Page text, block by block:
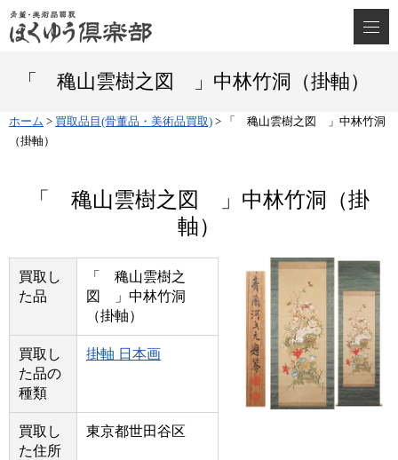
「 穐山雲樹之図 」中林竹洞（掛軸）
ホーム > 買取品目(骨董品・美術品買取) >
「 穐山雲樹之図 」中林竹洞
（掛軸）
「 穐山雲樹之図 」中林竹洞（掛
軸）
買取し
た品
「 穐山雲樹之
図 」中林竹洞
（掛軸）
買取し
た品の
種類
掛軸 日本画
買取し
た住所
東京都世田谷区